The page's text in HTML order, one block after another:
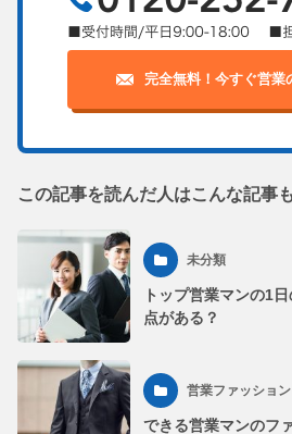
完全無料！今すぐ営業
この記事を読んだ人はこんな記事
未分類
トップ営業マンの1
点がある？
営業ファッション
できる営業マンのフ